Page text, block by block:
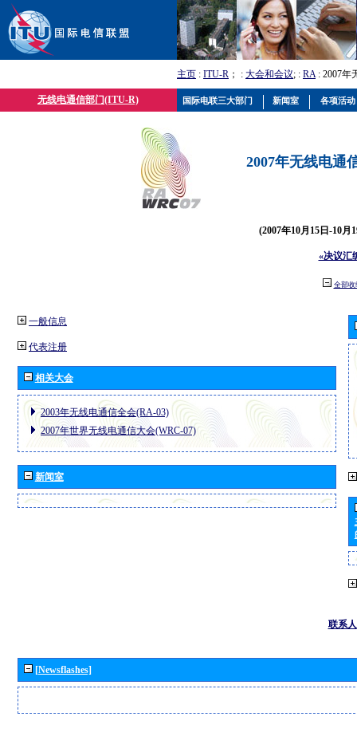
主页 : ITU-R ； : 大会和会议; : RA: 2007年
无线电通信部门(ITU-R)
2007年无线电通
(2007年10月15日-10月
«决议汇
全部收
一般信息
代表注册
相关大会
2003年无线电通信全会(RA-03)
2007年世界无线电通信大会(WRC-07)
新闻室
联系人
[Newsflashes]
国际电联三大部门 新闻室 各项活动